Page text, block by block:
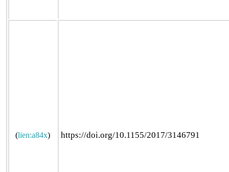
(lien:a84x) https://doi.org/10.1155/2017/3146791